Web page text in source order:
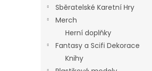
Sběratelské Karetní Hry
Merch
Herní doplňky
Fantasy a Scifi Dekorace
Knihy